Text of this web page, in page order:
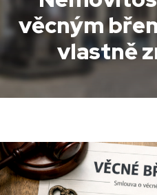
věcným
vlastně